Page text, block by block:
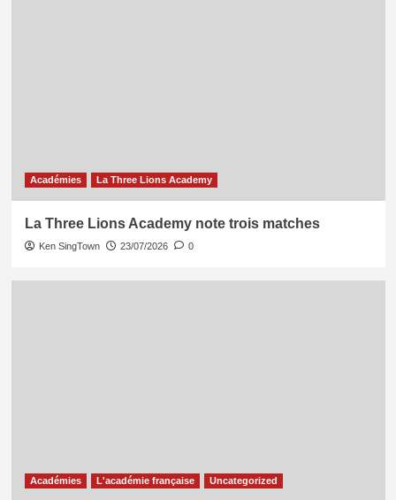
Académies La Three Lions Academy
La Three Lions Academy note trois matches
Ken SingTown 23/07/2026 0
Académies L'académie française Uncategorized